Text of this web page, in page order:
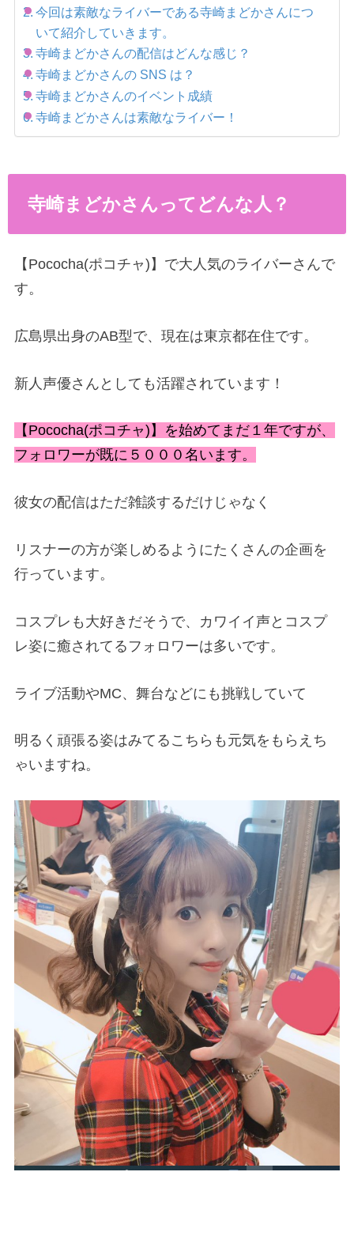
今回は素敵なライバーである寺崎まどかさんにつ
いて紹介していきます。
寺崎まどかさんの配信はどんな感じ？
寺崎まどかさんの SNS は？
寺崎まどかさんのイベント成績
寺崎まどかさんは素敵なライバー！
寺崎まどかさんってどんな人？
【Pococha(ポコチャ)】で大人気のライバーさんで
す。
広島県出身のAB型で、現在は東京都在住です。
新人声優さんとしても活躍されています！
【Pococha(ポコチャ)】を始めてまだ１年ですが、
フォロワーが既に５０００名います。
彼女の配信はただ雑談するだけじゃなく
リスナーの方が楽しめるようにたくさんの企画を
行っています。
コスプレも大好きだそうで、カワイイ声とコスプ
レ姿に癒されてるフォロワーは多いです。
ライブ活動やMC、舞台などにも挑戦していて
明るく頑張る姿はみてるこちらも元気をもらえち
ゃいますね。